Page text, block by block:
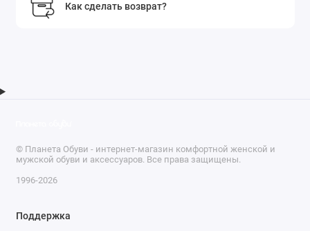
Как сделать возврат?
© Планета Обуви - интернет-магазин комфортной женской и
мужской обуви и аксессуаров. Все права защищены.
1996-2026
Поддержка